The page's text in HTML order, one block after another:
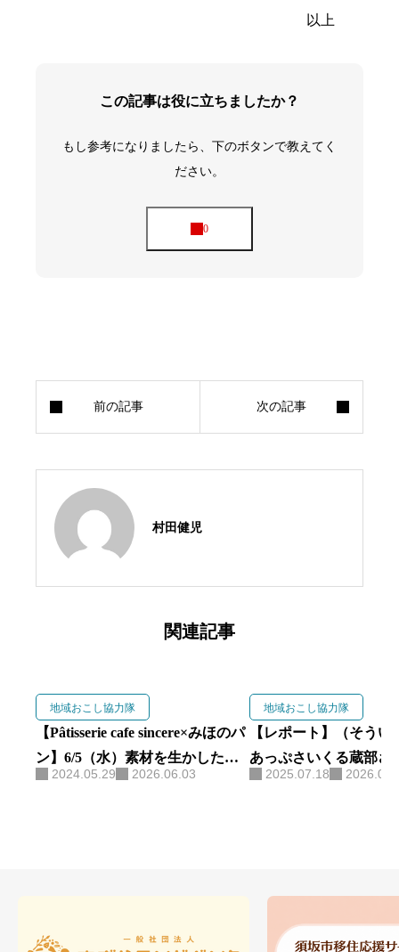
以上
この記事は役に立ちましたか？
もし参考になりましたら、下のボタンで教えてく
ださい。
村田健児
関連記事
地域おこし協力隊
【Pâtisserie cafe sincere×みほのパ
ン】6/5（水）素材を生かしたラ
ンチプレート
2024.05.29 2026.06.03
地域おこし協力隊
【レポート】（そう
あっぷさいくる蔵部さ
カペラ部」の指導をし
2025.07.18